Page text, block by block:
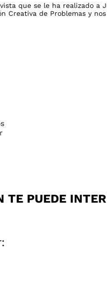
que se le ha realizado a
Creativa de Problemas y
TE PUEDE